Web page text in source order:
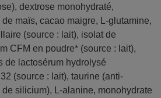
dextrose monohydraté,
maïs, cacao maigre, L-glutamine,
(source : lait), isolat de
CFM en poudre* (source : lait),
de lactosérum hydrolysé
(source : lait), taurine (anti-
silicium), L-alanine, monohydrate